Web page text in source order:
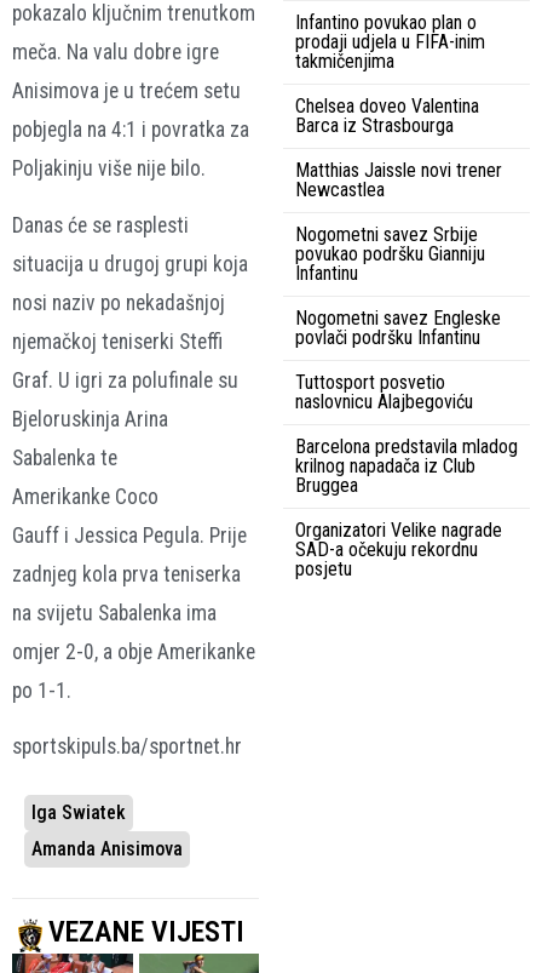
pokazalo ključnim trenutkom
meča. Na valu dobre igre
Anisimova je u trećem setu
pobjegla na 4:1 i povratka za
Poljakinju više nije bilo.
Danas će se rasplesti
situacija u drugoj grupi koja
nosi naziv po nekadašnjoj
njemačkoj teniserki Steffi
Graf. U igri za polufinale su
Bjeloruskinja Arina
Sabalenka te
Amerikanke Coco
Gauff i Jessica Pegula. Prije
zadnjeg kola prva teniserka
na svijetu Sabalenka ima
omjer 2-0, a obje Amerikanke
po 1-1.
sportskipuls.ba/sportnet.hr
Iga Swiatek
Amanda Anisimova
VEZANE VIJESTI
Infantino povukao plan o
prodaji udjela u FIFA-inim
takmičenjima
Chelsea doveo Valentina
Barca iz Strasbourga
Matthias Jaissle novi trener
Newcastlea
Nogometni savez Srbije
povukao podršku Gianniju
Infantinu
Nogometni savez Engleske
povlači podršku Infantinu
Tuttosport posvetio
naslovnicu Alajbegoviću
Barcelona predstavila mladog
krilnog napadača iz Club
Bruggea
Organizatori Velike nagrade
SAD-a očekuju rekordnu
posjetu